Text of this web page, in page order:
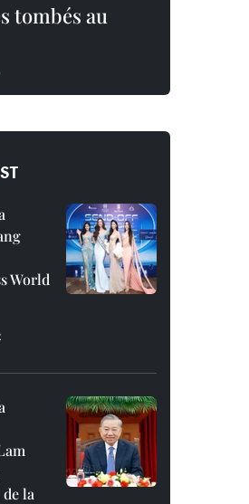
tombés au
World
la